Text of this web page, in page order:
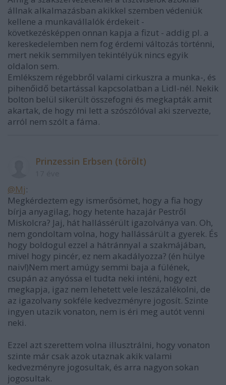
állnak alkalmazásban akikkel szemben védeniük
kellene a munkavállalók érdekeit -
következésképpen onnan kapja a fizut - addig pl. a
kereskedelemben nem fog érdemi változás történni,
mert nekik semmilyen tekintélyük nincs egyik
oldalon sem.
Emlékszem régebbről valami cirkuszra a munka-, és
pihenőidő betartással kapcsolatban a Lidl-nél. Nekik
bolton belül sikerült összefogni és megkapták amit
akartak, de hogy mi lett a szószólóval aki szervezte,
arról nem szólt a fáma.
Prinzessin Erbsen (törölt)
@Mj:
Megkérdeztem egy ismerősömet, hogy a fia hogy
bírja anyagilag, hogy hetente hazajár Pestről
Miskolcra? Jaj, hát hallássérült igazolványa van. Oh,
nem gondoltam volna, hogy hallássárült a gyerek. És
hogy boldogul ezzel a hátránnyal a szakmájában,
mivel hogy pincér, ez nem akadályozza? (én hülye
naiv!)Nem mert amúgy semmi baja a fülének,
csupán az anyóssa el tudta neki inténi, hogy ezt
megkapja, igaz nem lehetett vele leszázalékolni, de
az igazolvany sokféle kedvezményre jogosít. Szinte
ingyen utazik vonaton, nem is éri meg autót venni
neki.
Ezzel azt szerettem volna illusztrálni, hogy vonaton
szinte már csak azok utaznak akik valami
kedvezményre jogosultak, és arra nagyon sokan
jogosultak.